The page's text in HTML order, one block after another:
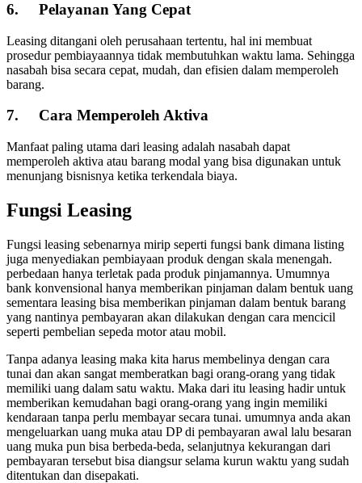
6. Pelayanan Yang Cepat
Leasing ditangani oleh perusahaan tertentu, hal ini membuat
prosedur pembiayaannya tidak membutuhkan waktu lama. Sehingga
nasabah bisa secara cepat, mudah, dan efisien dalam memperoleh
barang.
7. Cara Memperoleh Aktiva
Manfaat paling utama dari leasing adalah nasabah dapat
memperoleh aktiva atau barang modal yang bisa digunakan untuk
menunjang bisnisnya ketika terkendala biaya.
Fungsi Leasing
Fungsi leasing sebenarnya mirip seperti fungsi bank dimana listing
juga menyediakan pembiayaan produk dengan skala menengah.
perbedaan hanya terletak pada produk pinjamannya. Umumnya
bank konvensional hanya memberikan pinjaman dalam bentuk uang
sementara leasing bisa memberikan pinjaman dalam bentuk barang
yang nantinya pembayaran akan dilakukan dengan cara mencicil
seperti pembelian sepeda motor atau mobil.
Tanpa adanya leasing maka kita harus membelinya dengan cara
tunai dan akan sangat memberatkan bagi orang-orang yang tidak
memiliki uang dalam satu waktu. Maka dari itu leasing hadir untuk
memberikan kemudahan bagi orang-orang yang ingin memiliki
kendaraan tanpa perlu membayar secara tunai. umumnya anda akan
mengeluarkan uang muka atau DP di pembayaran awal lalu besaran
uang muka pun bisa berbeda-beda, selanjutnya kekurangan dari
pembayaran tersebut bisa diangsur selama kurun waktu yang sudah
ditentukan dan disepakati.